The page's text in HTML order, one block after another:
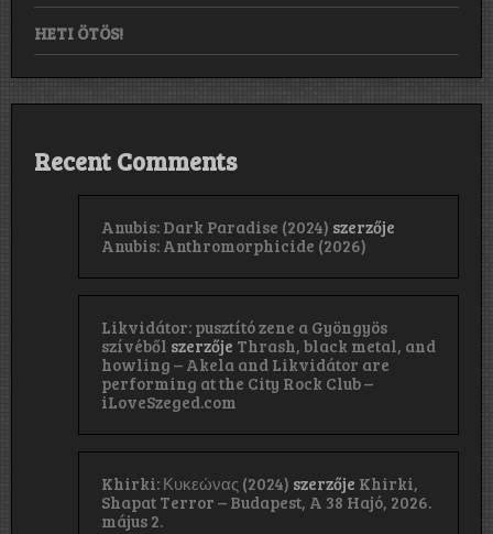
HETI ÖTÖS!
Recent Comments
Anubis: Dark Paradise (2024) szerzője
Anubis: Anthromorphicide (2026)
Likvidátor: pusztító zene a Gyöngyös
szívéből szerzője Thrash, black metal, and
howling – Akela and Likvidátor are
performing at the City Rock Club –
iLoveSzeged.com
Khirki: Κ​υ​κ​ε​ώ​ν​α​ς (2024) szerzője Khirki,
Shapat Terror – Budapest, A 38 Hajó, 2026.
május 2.